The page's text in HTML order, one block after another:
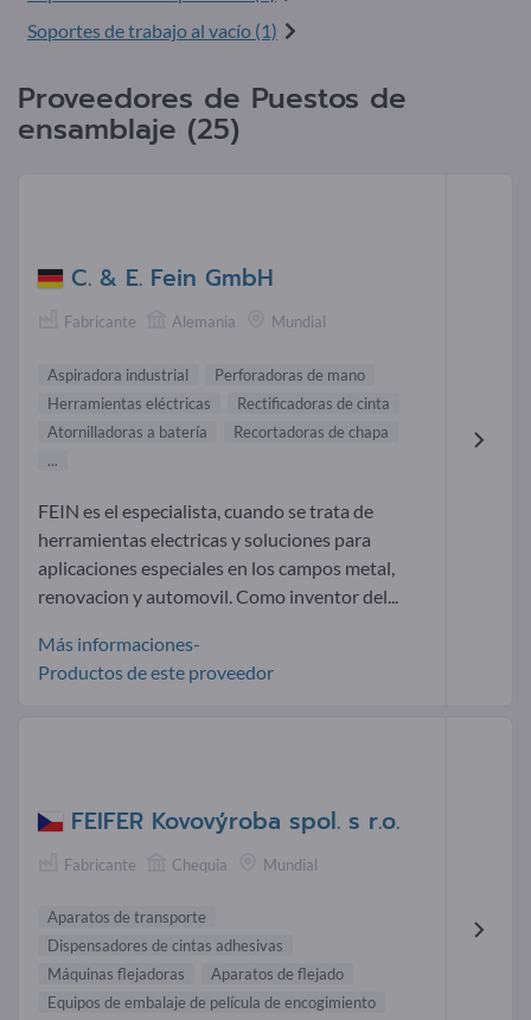
Soportes de trabajo al vacío (1)
Proveedores de Puestos de
ensamblaje (25)
C. & E. Fein GmbH
Fabricante Alemania Mundial
Aspiradora industrial
Perforadoras de mano
Herramientas eléctricas
Rectificadoras de cinta
Atornilladoras a batería
Recortadoras de chapa
...
FEIN es el especialista, cuando se trata de
herramientas electricas y soluciones para
aplicaciones especiales en los campos metal,
renovacion y automovil. Como inventor del...
Más informaciones-
Productos de este proveedor
FEIFER Kovovýroba spol. s r.o.
Fabricante Chequia Mundial
Aparatos de transporte
Dispensadores de cintas adhesivas
Máquinas flejadoras
Aparatos de flejado
Equipos de embalaje de película de encogimiento